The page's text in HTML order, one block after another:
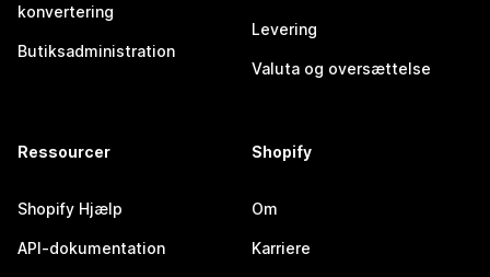
konvertering
Butiksadministration
Levering
Valuta og oversættelse
Ressourcer
Shopify Hjælp
API-dokumentation
Shopify
Om
Karriere